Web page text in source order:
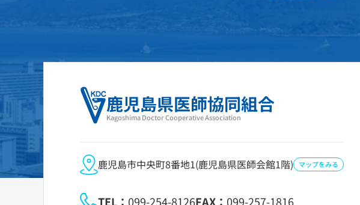
鹿児島県医師協同組合
Kagoshima Doctor Cooperative Association
鹿児島市中央町8番地1(鹿児島県医師会館1階) マップをみる
TEL： 099-254-8126FAX： 099-257-1816